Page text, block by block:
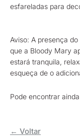
esfareladas para
Aviso: A presença
que a Bloody Mary
estará tranquila,
esqueça de o
Pode encontrar
← Voltar